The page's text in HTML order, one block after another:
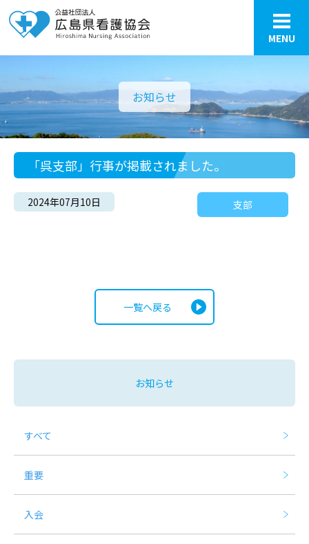
MENU
お知らせ
「呉支部」行事が掲載されました。
2024年07月10日 支部
一覧へ戻る
お知らせ
すべて
重要
入会